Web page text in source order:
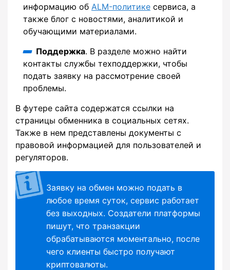
информацию об ALM-политике сервиса, а
также блог с новостями, аналитикой и
обучающими материалами.
Поддержка. В разделе можно найти
контакты службы техподдержки, чтобы
подать заявку на рассмотрение своей
проблемы.
В футере сайта содержатся ссылки на
страницы обменника в социальных сетях.
Также в нем представлены документы с
правовой информацией для пользователей и
регуляторов.
Заявку на обмен можно подать в
любое время суток, сервис работает
без выходных. Создатели платформы
пишут, что транзакции
обрабатываются моментально, после
чего клиенты быстро получают
криптовалюты.